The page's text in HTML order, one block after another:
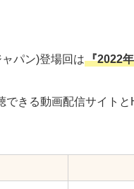
パン)登場回は『2022
できる動画配信サイト